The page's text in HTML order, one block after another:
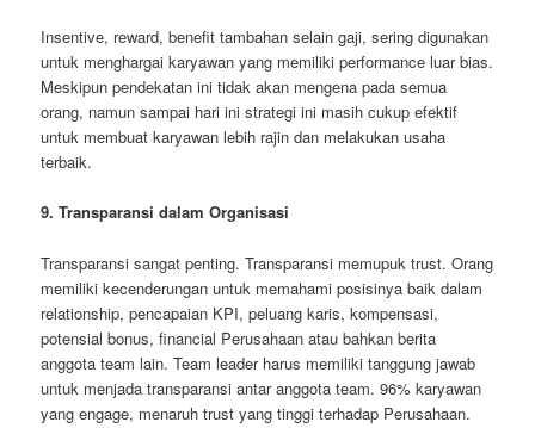
Insentive, reward, benefit tambahan selain gaji, sering digunakan
untuk menghargai karyawan yang memiliki performance luar bias.
Meskipun pendekatan ini tidak akan mengena pada semua
orang, namun sampai hari ini strategi ini masih cukup efektif
untuk membuat karyawan lebih rajin dan melakukan usaha
terbaik.
9. Transparansi dalam Organisasi
Transparansi sangat penting. Transparansi memupuk trust. Orang
memiliki kecenderungan untuk memahami posisinya baik dalam
relationship, pencapaian KPI, peluang karis, kompensasi,
potensial bonus, financial Perusahaan atau bahkan berita
anggota team lain. Team leader harus memiliki tanggung jawab
untuk menjada transparansi antar anggota team. 96% karyawan
yang engage, menaruh trust yang tinggi terhadap Perusahaan.